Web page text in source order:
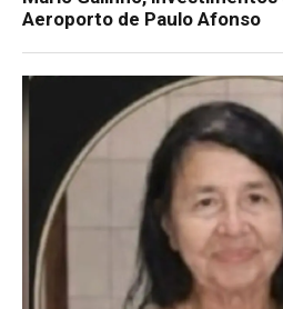
Aeroporto de Paulo Afonso